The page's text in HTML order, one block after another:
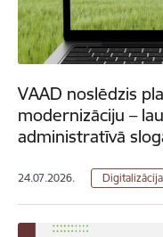
VAAD noslēdzis
modernizāciju –
administratīvā
24.07.2026. Digitalizācija